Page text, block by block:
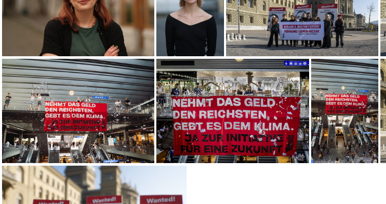
240629 Mirjam Hostetmann Nathalie Ruoss IT 2025-03-18